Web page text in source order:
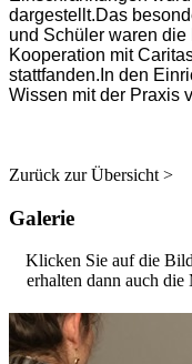
dargestellt.Das
und Schüler waren
Kooperation mit
stattfanden.In den
Wissen mit der Praxis
Zurück zur Übersicht >
Galerie
Klicken Sie auf die
erhalten dann auch